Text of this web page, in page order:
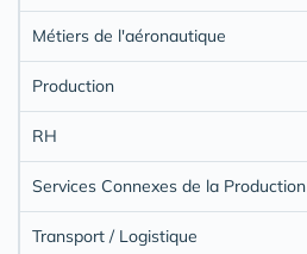
Métiers de l'aéronautique
Production
RH
Services Connexes de la Production
Transport / Logistique